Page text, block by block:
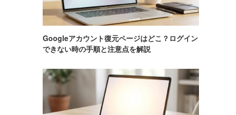
Googleアカウント復元ページはどこ？ログイン
できない時の手順と注意点を解説